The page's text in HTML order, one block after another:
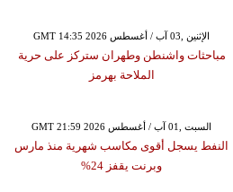
GMT 14:35 2026 الإثنين ,03 آب / أغسطس
مباحثات واشنطن وطهران ستركز على حرية
الملاحة بهرمز
GMT 21:59 2026 السبت ,01 آب / أغسطس
النفط يسجل أقوى مكاسب شهرية منذ مارس
وبرنت يقفز 24%